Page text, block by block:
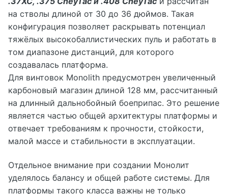
на стволы длиной от 30 до 36 дюймов. Такая
конфигурация позволяет раскрывать потенциал
тяжёлых высокобаллистических пуль и работать в
том диапазоне дистанций, для которого
создавалась платформа.
Для винтовок Monolith предусмотрен увеличенный
карбоновый магазин длиной 128 мм, рассчитанный
на длинный дальнобойный боеприпас. Это решение
является частью общей архитектуры платформы и
отвечает требованиям к прочности, стойкости,
малой массе и стабильности в эксплуатации.
Отдельное внимание при создании Монолит
уделялось балансу и общей работе системы. Для
платформы такого класса важны не только